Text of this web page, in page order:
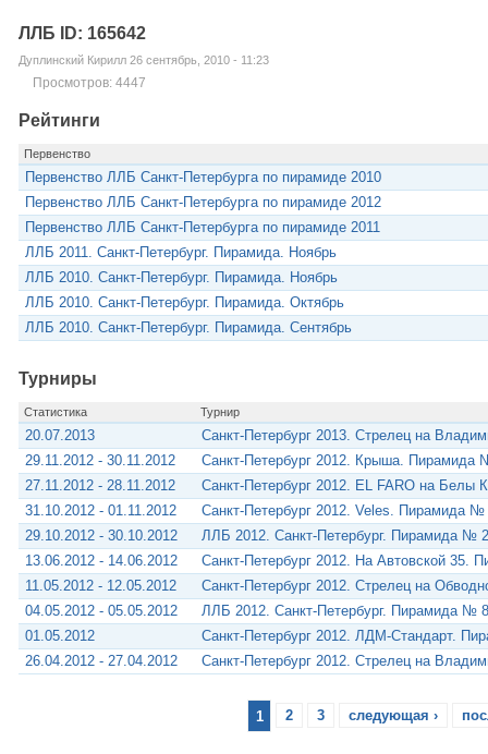
ЛЛБ ID: 165642
Дуплинский Кирилл 26 сентябрь, 2010 - 11:23
Просмотров: 4447
Рейтинги
Первенство
Первенство ЛЛБ Санкт-Петербурга по пирамиде 2010
Первенство ЛЛБ Санкт-Петербурга по пирамиде 2012
Первенство ЛЛБ Санкт-Петербурга по пирамиде 2011
ЛЛБ 2011. Санкт-Петербург. Пирамида. Ноябрь
ЛЛБ 2010. Санкт-Петербург. Пирамида. Ноябрь
ЛЛБ 2010. Санкт-Петербург. Пирамида. Октябрь
ЛЛБ 2010. Санкт-Петербург. Пирамида. Сентябрь
Турниры
Статистика Турнир
20.07.2013
Санкт-Петербург 2013. Стрелец на
29.11.2012 - 30.11.2012
Санкт-Петербург 2012. Крыша. Пирамида
27.11.2012 - 28.11.2012
Санкт-Петербург 2012. EL FARO на
31.10.2012 - 01.11.2012
Санкт-Петербург 2012. Veles. Пирамида №
29.10.2012 - 30.10.2012
ЛЛБ 2012. Санкт-Петербург. Пирамида №
13.06.2012 - 14.06.2012
Санкт-Петербург 2012. На Автовской 35.
11.05.2012 - 12.05.2012
Санкт-Петербург 2012. Стрелец на
04.05.2012 - 05.05.2012
ЛЛБ 2012. Санкт-Петербург. Пирамида №
01.05.2012
Санкт-Петербург 2012. ЛДМ-Стандарт.
26.04.2012 - 27.04.2012
Санкт-Петербург 2012. Стрелец на
1 2 3 следующая ›